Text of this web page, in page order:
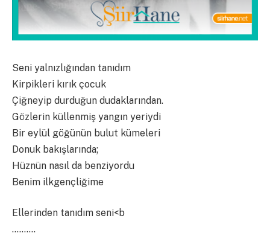
Seni yalnızlığından tanıdım
Kirpikleri kırık çocuk
Çiğneyip durduğun dudaklarından.
Gözlerin küllenmiş yangın yeriydi
Bir eylül göğünün bulut kümeleri
Donuk bakışlarında;
Hüznün nasıl da benziyordu
Benim ilkgençliğime
Ellerinden tanıdım seni<b
……….